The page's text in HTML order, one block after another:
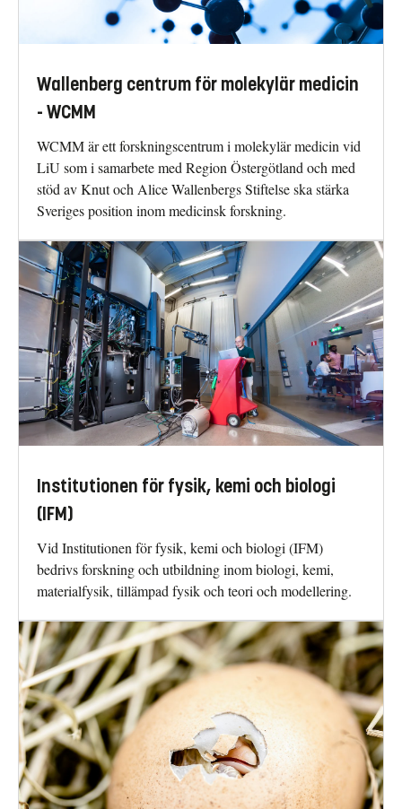
Wallenberg centrum för molekylär medicin
- WCMM
WCMM är ett forskningscentrum i molekylär medicin vid
LiU som i samarbete med Region Östergötland och med
stöd av Knut och Alice Wallenbergs Stiftelse ska stärka
Sveriges position inom medicinsk forskning.
Institutionen för fysik, kemi och biologi
(IFM)
Vid Institutionen för fysik, kemi och biologi (IFM)
bedrivs forskning och utbildning inom biologi, kemi,
materialfysik, tillämpad fysik och teori och modellering.